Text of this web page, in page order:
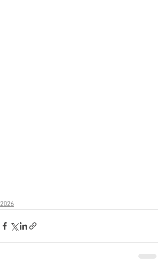
2026